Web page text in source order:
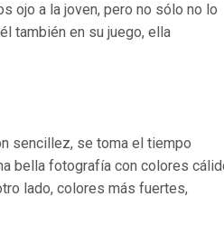
ojo a la joven, pero no sólo no lo
también en su juego, ella
sencillez, se toma el tiempo
bella fotografía con colores
lado, colores más fuertes,